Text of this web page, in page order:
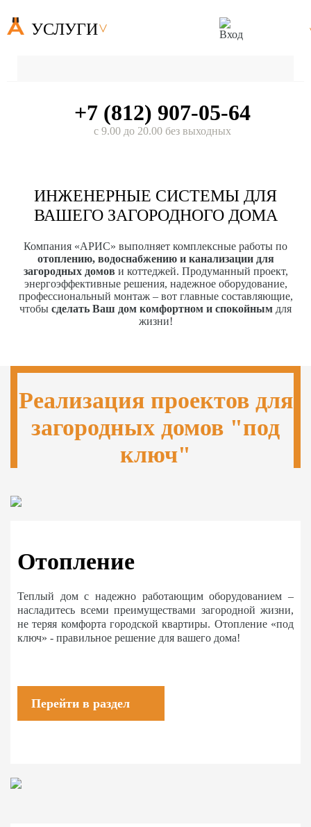
УСЛУГИ
+7 (812) 907-05-64
с 9.00 до 20.00 без выходных
ИНЖЕНЕРНЫЕ СИСТЕМЫ ДЛЯ
ВАШЕГО ЗАГОРОДНОГО ДОМА
Компания «АРИС» выполняет комплексные работы по
отоплению, водоснабжению и канализации для
загородных домов и коттеджей. Продуманный проект,
энергоэффективные решения, надежное оборудование,
профессиональный монтаж – вот главные составляющие,
чтобы сделать Ваш дом комфортном и спокойным для
жизни!
Реализация проектов для
загородных домов "под
ключ"
Отопление
Теплый дом с надежно работающим оборудованием –
насладитесь всеми преимуществами загородной жизни,
не теряя комфорта городской квартиры. Отопление «под
ключ» - правильное решение для вашего дома!
Перейти в раздел